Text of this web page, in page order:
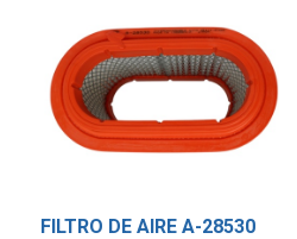
FILTRO DE AIRE A-28530